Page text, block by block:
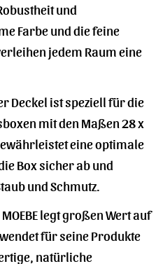
und
Farbe und die feine
jedem Raum eine
Deckel ist speziell für die
mit den Maßen 28 x
eine optimale
Box sicher ab und
und Schmutz.
MOEBE legt großen Wert auf
für seine Produkte
natürliche